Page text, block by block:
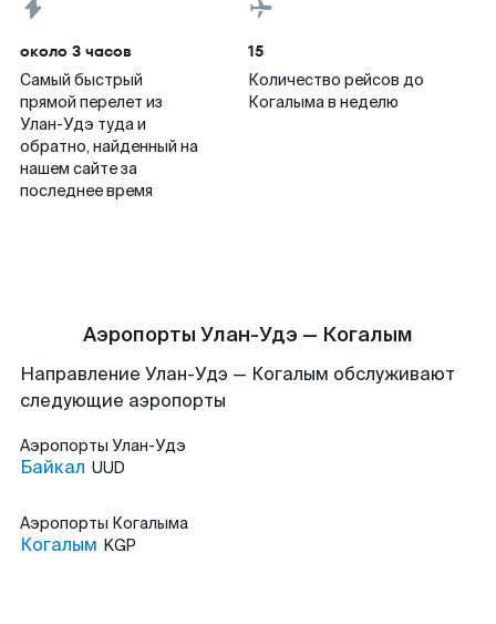
около 3 часов
Самый быстрый
прямой перелет из
Улан-Удэ туда и
обратно, найденный на
нашем сайте за
последнее время
15
Количество рейсов до
Когалыма в неделю
Аэропорты Улан-Удэ — Когалым
Направление Улан-Удэ — Когалым обслуживают
следующие аэропорты
Аэропорты Улан-Удэ
Байкал UUD
Аэропорты Когалыма
Когалым KGP